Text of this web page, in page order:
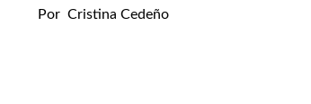
Por Cristina Cedeño